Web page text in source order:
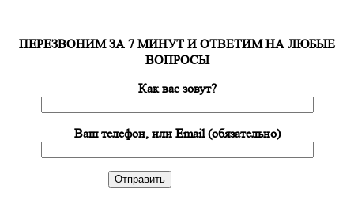
ПЕРЕЗВОНИМ ЗА 7 МИНУТ И ОТВЕТИМ НА ЛЮБЫЕ
ВОПРОСЫ
Как вас зовут?
Ваш телефон, или Email (обязательно)